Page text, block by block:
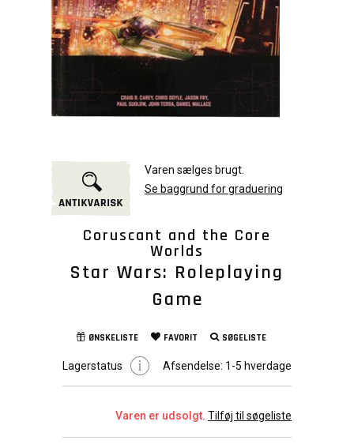
Varen sælges brugt.
Se baggrund for graduering
Coruscant and the Core
Worlds
Star Wars: Roleplaying
Game
ØNSKELISTE FAVORIT SØGELISTE
Lagerstatus Afsendelse: 1-5 hverdage
Varen er udsolgt. Tilføj til søgeliste